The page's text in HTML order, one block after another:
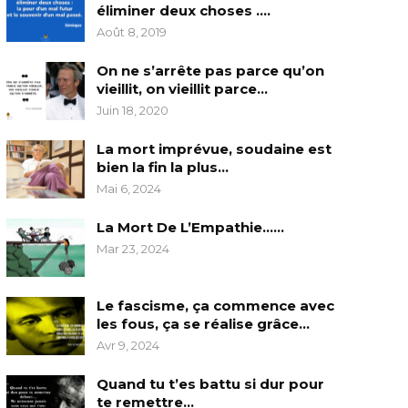
éliminer deux choses ….
Août 8, 2019
On ne s’arrête pas parce qu’on
vieillit, on vieillit parce…
Juin 18, 2020
La mort imprévue, soudaine est
bien la fin la plus…
Mai 6, 2024
La Mort De L’Empathie……
Mar 23, 2024
Le fascisme, ça commence avec
les fous, ça se réalise grâce…
Avr 9, 2024
Quand tu t’es battu si dur pour
te remettre…